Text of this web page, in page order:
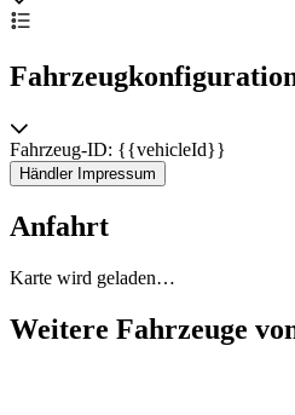
Fahrzeug-ID: {{vehicleId}}
Händler Impressum
Anfahrt
Karte wird geladen…
Weitere Fahrzeuge